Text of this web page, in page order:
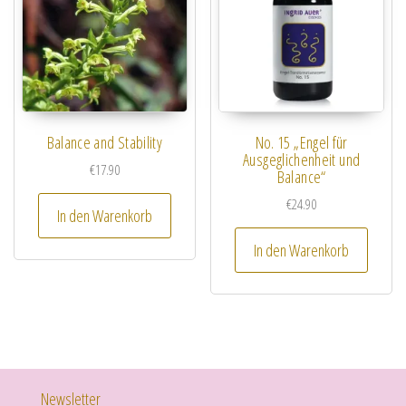
Balance and Stability
€17.90
In den Warenkorb
No. 15 „Engel für
Ausgeglichenheit und
Balance“
€24.90
In den Warenkorb
Newsletter